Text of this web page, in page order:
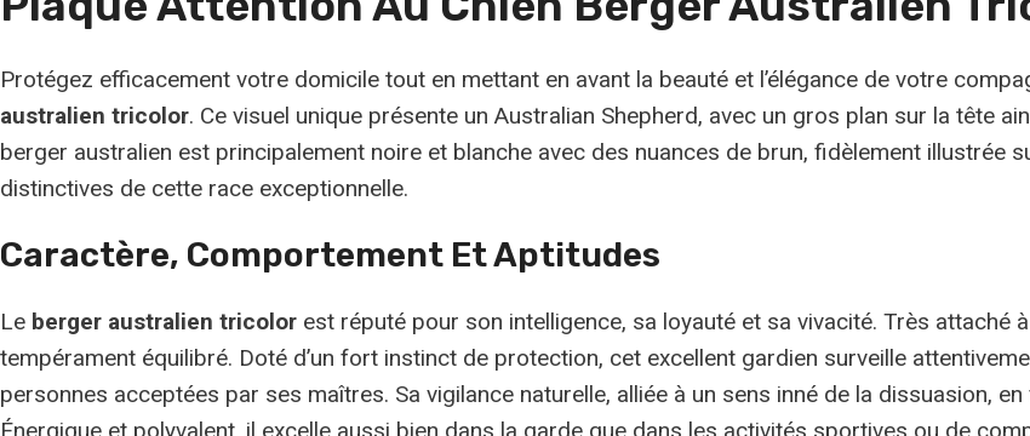
Protégez efficacement votre domicile tout en mettant en avant la beauté et l’élégance de votre
australien tricolor. Ce visuel unique présente un Australian Shepherd, avec un gros plan sur la tête
berger australien est principalement noire et blanche avec des nuances de brun, fidèlement
distinctives de cette race exceptionnelle.
Caractère, Comportement Et Aptitudes
Le berger australien tricolor est réputé pour son intelligence, sa loyauté et sa vivacité. Très attaché
tempérament équilibré. Doté d’un fort instinct de protection, cet excellent gardien surveille
personnes acceptées par ses maîtres. Sa vigilance naturelle, alliée à un sens inné de la dissuasion,
Énergique et polyvalent, il excelle aussi bien dans la garde que dans les activités sportives ou de